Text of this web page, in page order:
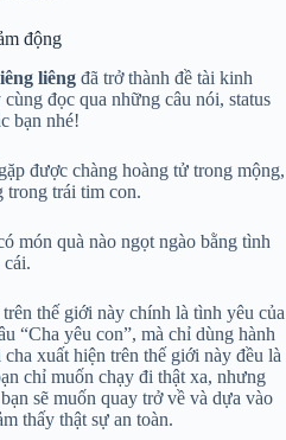
động
liêng đã trở thành đề tài kinh
đọc qua những câu nói, status
bạn nhé!
được chàng hoàng tử trong mộng,
trong trái tim con.
món quà nào ngọt ngào bằng tình
thế giới này chính là tình yêu của
“Cha yêu con”, mà chỉ dùng hành
xuất hiện trên thế giới này đều là
chỉ muốn chạy đi thật xa, nhưng
sẽ muốn quay trở về và dựa vào
thấy thật sự an toàn.